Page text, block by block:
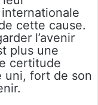
cette cause.
l’avenir
plus une
certitude
uni, fort de son